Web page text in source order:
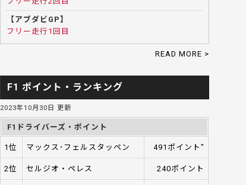
【アブダビGP】
フリー走行1回目
READ MORE >
F1 ポイント・ランキング
2023年10月30日 更新
F1ドライバーズ・ポイント
1位 マックス･フェルスタッペン 491ポイント"
2位 セルジオ・ペレス 240ポイント